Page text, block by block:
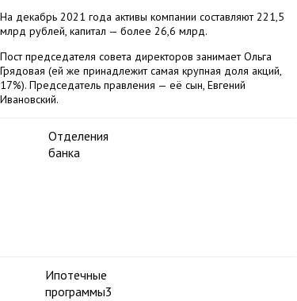
На декабрь 2021 года активы компании составляют 221,5
млрд рублей, капитал — более 26,6 млрд.
Пост председателя совета директоров занимает Ольга
Грядовая (ей же принадлежит самая крупная доля акций,
17%). Председатель правления — её сын, Евгений
Ивановский.
Отделения
банка
Ипотечные
программы3